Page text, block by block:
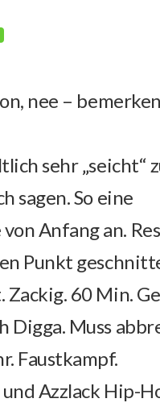
nee –
sehr „seicht“
sagen. So eine
Anfang an.
Punkt
Zackig. 60 Min.
Digga. Muss
Faustkampf.
Azzlack Hip-